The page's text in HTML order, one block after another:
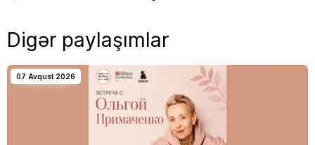
Digər paylaşımlar
07 Avqust 2026